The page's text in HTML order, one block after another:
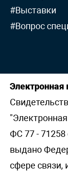
#Выставки
#Вопрос
Электронная
ФС 77 - 71258
выдано
сфере связи,